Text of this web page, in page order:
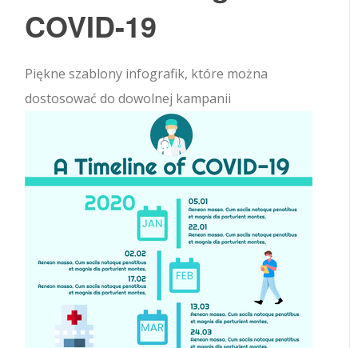
COVID-19
Piękne szablony infografik, które można
dostosować do dowolnej kampanii